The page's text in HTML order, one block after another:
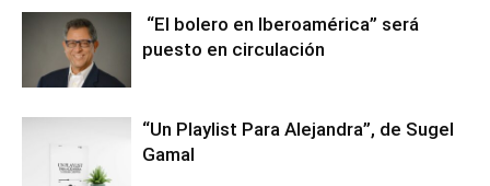
“El bolero en Iberoamérica” será
puesto en circulación
“Un Playlist Para Alejandra”, de Sugel
Gamal